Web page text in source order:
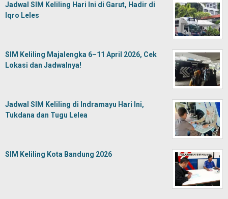
Jadwal SIM Keliling Hari Ini di Garut, Hadir di
Iqro Leles
SIM Keliling Majalengka 6–11 April 2026, Cek
Lokasi dan Jadwalnya!
Jadwal SIM Keliling di Indramayu Hari Ini,
Tukdana dan Tugu Lelea
SIM Keliling Kota Bandung 2026